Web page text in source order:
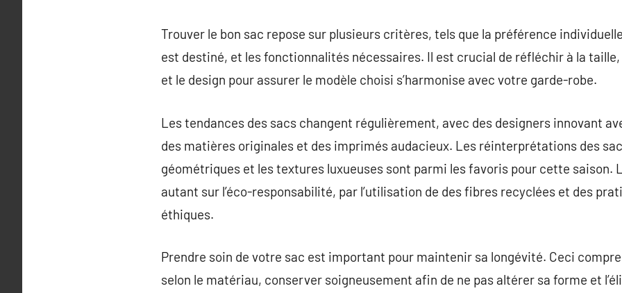
Trouver le bon sac repose sur plusieurs critères, tels que la préférence
est destiné, et les fonctionnalités nécessaires. Il est crucial de réfléchir à la
et le design pour assurer le modèle choisi s’harmonise avec votre garde-robe.
Les tendances des sacs changent régulièrement, avec des designers innovant
des matières originales et des imprimés audacieux. Les réinterprétations des
géométriques et les textures luxueuses sont parmi les favoris pour cette saison.
autant sur l’éco-responsabilité, par l’utilisation de des fibres recyclées et des
éthiques.
Prendre soin de votre sac est important pour maintenir sa longévité. Ceci
selon le matériau, conserver soigneusement afin de ne pas altérer sa forme et